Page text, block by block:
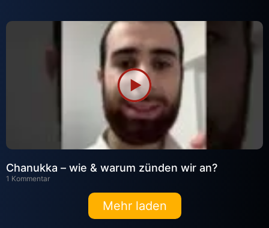
Chanukka – wie & warum zünden wir an?
1 Kommentar
Mehr laden